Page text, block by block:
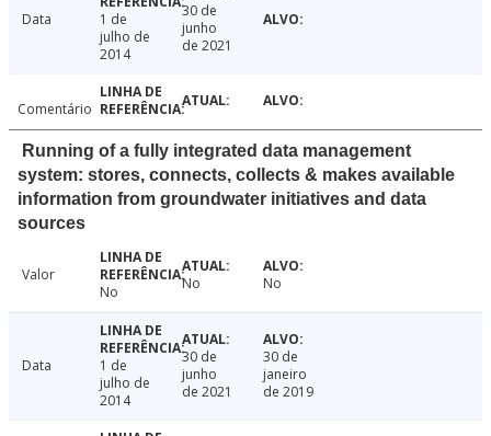
Data
1 de
julho de
2014
30 de
junho
de 2021
Comentário
Running of a fully integrated data management
system: stores, connects, collects & makes available
information from groundwater initiatives and data
sources
Valor
No
No No
Data
1 de
julho de
2014
30 de
junho
de 2021
30 de
janeiro
de 2019